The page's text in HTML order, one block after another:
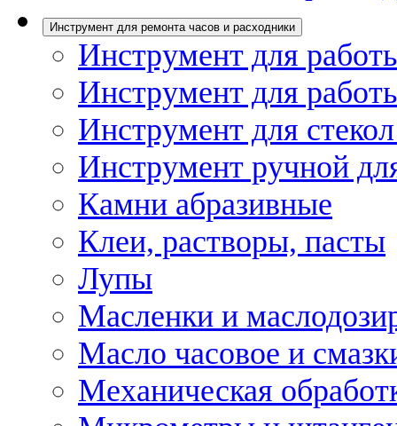
Инструмент для ремонта часов и расходники
Инструмент для
Инструмент для
Инструмент для
Инструмент ручной
Камни абразивные
Клеи, растворы, пасты
Лупы
Масленки и
Масло часовое и
Механическая